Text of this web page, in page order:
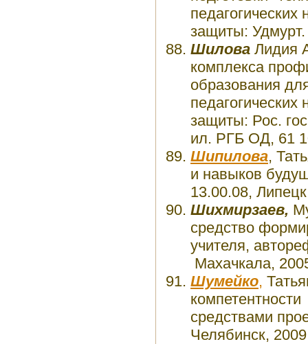
защиты:
Шилова Лидия
комплекса
образования
защиты: Рос.
ил. РГБ ОД, 61
Шипилова,
и навыков
13.00.08,
Шихмирзаев,
средство
учителя,
Махачкала,
Шумейко,
средствами
Челябинск,